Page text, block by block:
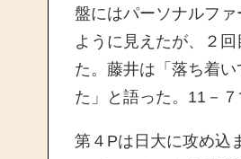
盤にはパーソナルフ
ように見えたが、２
た。藤井は「落ち着
た」と語った。11－
第４Pは日大に攻め込